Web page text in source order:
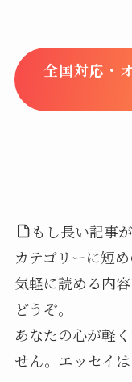
全国対応・
もし長い記事
カテゴリーに短
気軽に読める内
どうぞ。
あなたの心が軽
せん。エッセイは